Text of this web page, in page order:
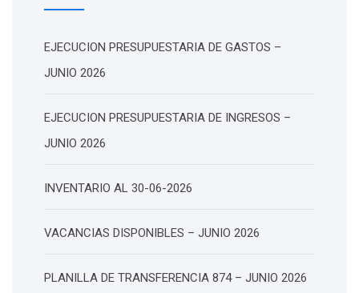
EJECUCION PRESUPUESTARIA DE GASTOS –
JUNIO 2026
EJECUCION PRESUPUESTARIA DE INGRESOS –
JUNIO 2026
INVENTARIO AL 30-06-2026
VACANCIAS DISPONIBLES – JUNIO 2026
PLANILLA DE TRANSFERENCIA 874 – JUNIO 2026